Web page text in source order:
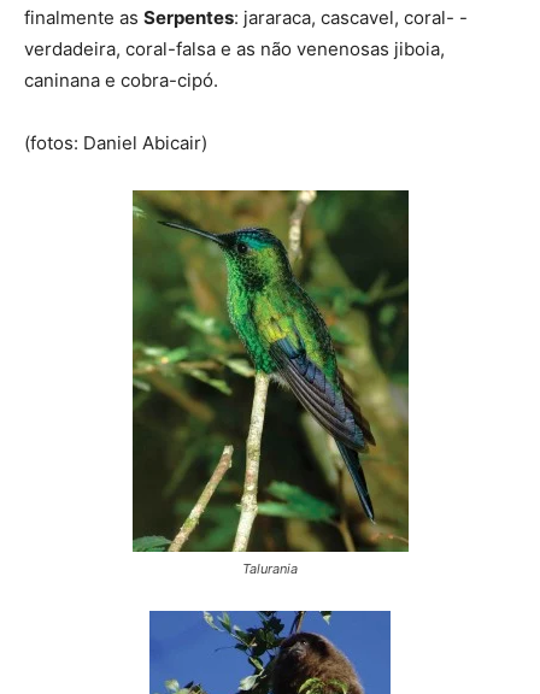
finalmente as Serpentes: jararaca, cascavel, coral- -
verdadeira, coral-falsa e as não venenosas jiboia,
caninana e cobra-cipó.
(fotos: Daniel Abicair)
Talurania